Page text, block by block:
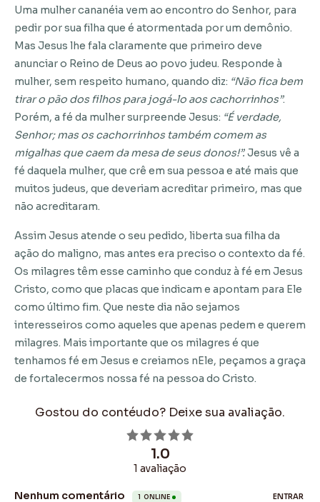
Uma mulher cananéia vem ao encontro do Senhor, para
pedir por sua filha que é atormentada por um demônio.
Mas Jesus lhe fala claramente que primeiro deve
anunciar o Reino de Deus ao povo judeu. Responde à
mulher, sem respeito humano, quando diz: “Não fica bem
tirar o pão dos filhos para jogá-lo aos cachorrinhos”.
Porém, a fé da mulher surpreende Jesus: “É verdade,
Senhor; mas os cachorrinhos também comem as
migalhas que caem da mesa de seus donos!”.Jesus vê a
fé daquela mulher, que crê em sua pessoa e até mais que
muitos judeus, que deveriam acreditar primeiro, mas que
não acreditaram.
Assim Jesus atende o seu pedido, liberta sua filha da
ação do maligno, mas antes era preciso o contexto da fé.
Os milagres têm esse caminho que conduz à fé em Jesus
Cristo, como que placas que indicam e apontam para Ele
como último fim. Que neste dia não sejamos
interesseiros como aqueles que apenas pedem e querem
milagres. Mais importante que os milagres é que
tenhamos fé em Jesus e creiamos nEle, peçamos a graça
de fortalecermos nossa fé na pessoa do Cristo.